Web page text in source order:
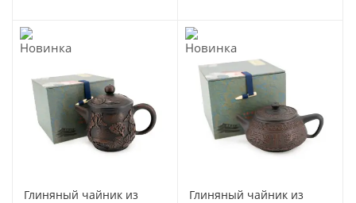
Глиняный чайник из
Глиняный чайник из